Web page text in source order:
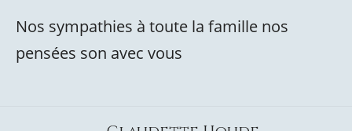
Nos sympathies à toute la famille nos
pensées son avec vous